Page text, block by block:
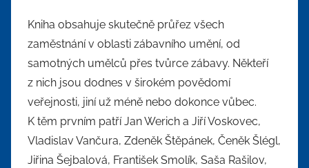
Kniha obsahuje skutečně průřez všech
zaměstnání v oblasti zábavního umění, od
samotných umělců přes tvůrce zábavy. Někteří
z nich jsou dodnes v širokém povědomí
veřejnosti, jiní už méně nebo dokonce vůbec.
K těm prvním patří Jan Werich a Jiří Voskovec,
Vladislav Vančura, Zdeněk Štěpánek, Čeněk Šlégl,
Jiřina Šejbalová, František Smolík, Saša Rašilov,